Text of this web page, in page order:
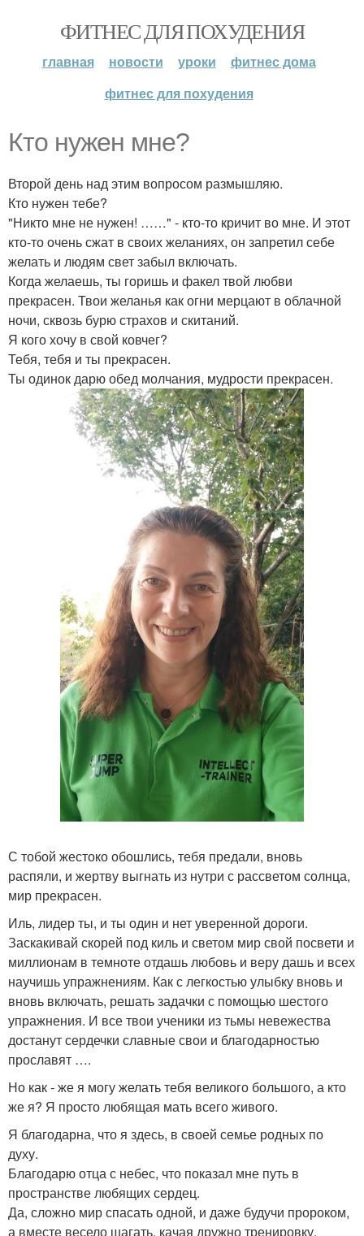
ФИТНЕС ДЛЯ ПОХУДЕНИЯ
главная новости уроки
фитнес дома
фитнес для похудения
Кто нужен мне?
Второй день над этим вопросом размышляю.
Кто нужен тебе?
"Никто мне не нужен! ……" - кто-то кричит во мне. И этот
кто-то очень сжат в своих желаниях, он запретил себе
желать и людям свет забыл включать.
Когда желаешь, ты горишь и факел твой любви
прекрасен. Твои желанья как огни мерцают в облачной
ночи, сквозь бурю страхов и скитаний.
Я кого хочу в свой ковчег?
Тебя, тебя и ты прекрасен.
Ты одинок дарю обед молчания, мудрости прекрасен.
С тобой жестоко обошлись, тебя предали, вновь
распяли, и жертву выгнать из нутри с рассветом солнца,
мир прекрасен.
Иль, лидер ты, и ты один и нет уверенной дороги.
Заскакивай скорей под киль и светом мир свой посвети и
миллионам в темноте отдашь любовь и веру дашь и всех
научишь упражнениям. Как с легкостью улыбку вновь и
вновь включать, решать задачки с помощью шестого
упражнения. И все твои ученики из тьмы невежества
достанут сердечки славные свои и благодарностью
прославят ….
Но как - же я могу желать тебя великого большого, а кто
же я? Я просто любящая мать всего живого.
Я благодарна, что я здесь, в своей семье родных по
духу.
Благодарю отца с небес, что показал мне путь в
пространстве любящих сердец.
Да, сложно мир спасать одной, и даже будучи пророком,
а вместе весело шагать, качая дружно тренировку.